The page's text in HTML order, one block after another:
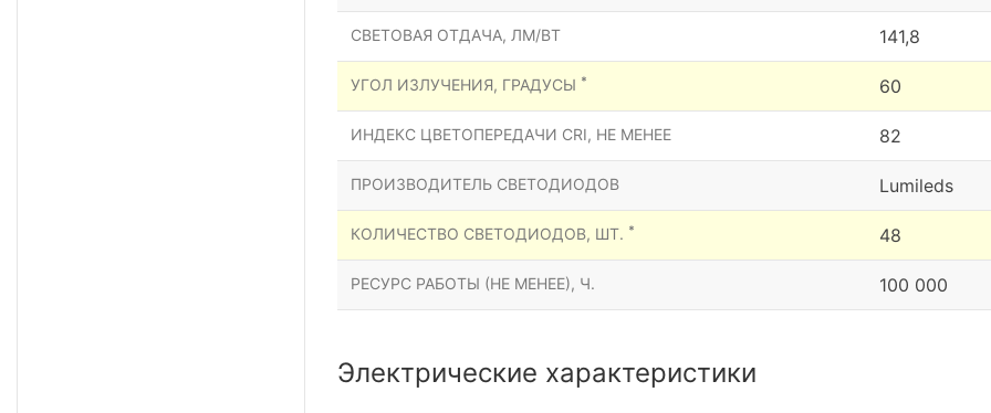
СВЕТОВАЯ ОТДАЧА, ЛМ/ВТ 141,8
УГОЛ ИЗЛУЧЕНИЯ, ГРАДУСЫ * 60
ИНДЕКС ЦВЕТОПЕРЕДАЧИ CRI, НЕ МЕНЕЕ 82
ПРОИЗВОДИТЕЛЬ СВЕТОДИОДОВ Lumileds
КОЛИЧЕСТВО СВЕТОДИОДОВ, ШТ. * 48
РЕСУРС РАБОТЫ (НЕ МЕНЕЕ), Ч. 100 000
Электрические характеристики